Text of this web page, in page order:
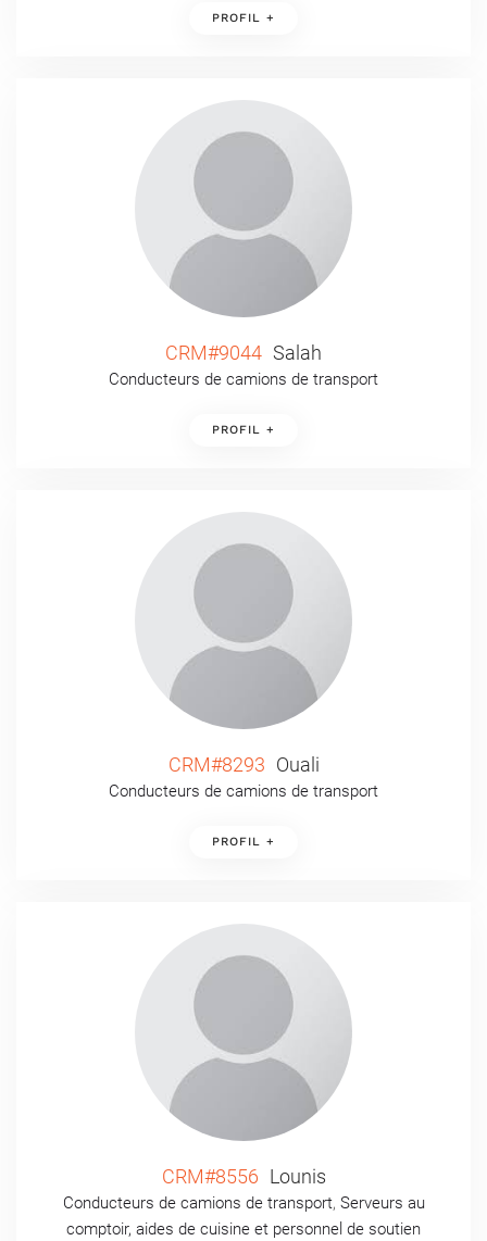
PROFIL +
CRM#9044 Salah
Conducteurs de camions de transport
PROFIL +
CRM#8293 Ouali
Conducteurs de camions de transport
PROFIL +
CRM#8556 Lounis
Conducteurs de camions de transport, Serveurs au
comptoir, aides de cuisine et personnel de soutien